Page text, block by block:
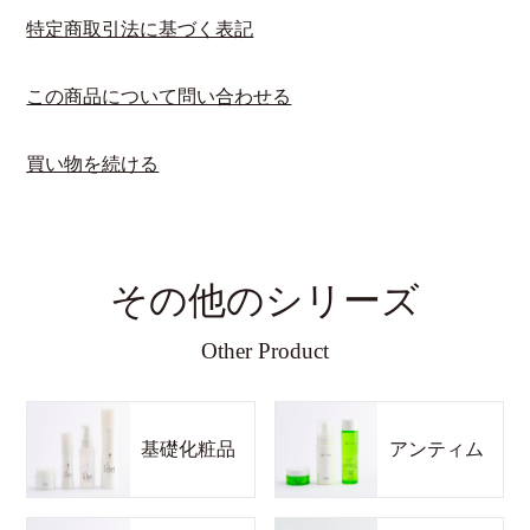
特定商取引法に基づく表記
この商品について問い合わせる
買い物を続ける
その他のシリーズ
Other Product
基礎化粧品 アンティム